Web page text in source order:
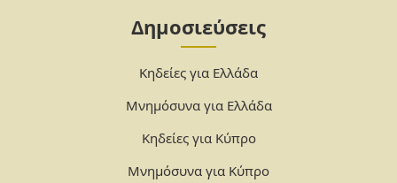
Δημοσιεύσεις
Κηδείες για Ελλάδα
Μνημόσυνα για Ελλάδα
Κηδείες για Κύπρο
Μνημόσυνα για Κύπρο